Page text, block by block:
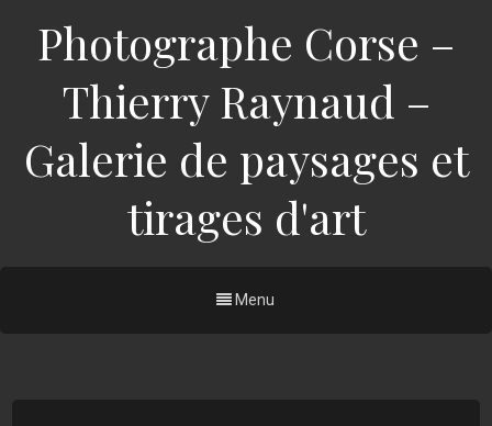
Photographe Corse –
Thierry Raynaud –
Galerie de paysages et
tirages d'art
Menu